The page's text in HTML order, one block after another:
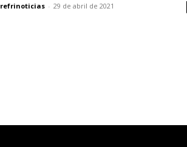
refrinoticias - 29 de abril de 2021